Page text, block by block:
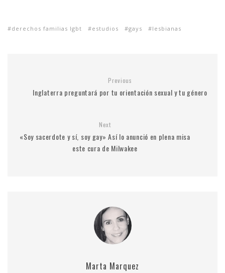
derechos familias lgbt estudios gays lesbianas
Previous
Inglaterra preguntará por tu orientación sexual y tu género
Next
«Soy sacerdote y sí, soy gay» Así lo anunció en plena misa
este cura de Milwakee
Marta Marquez